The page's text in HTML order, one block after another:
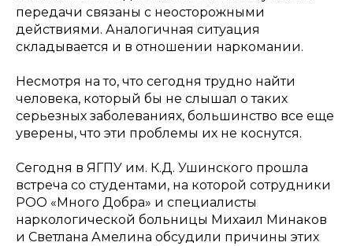
передачи связаны с неосторожными
действиями. Аналогичная ситуация
складывается и в отношении наркомании.
Несмотря на то, что сегодня трудно найти
человека, который бы не слышал о таких
серьезных заболеваниях, большинство все еще
уверены, что эти проблемы их не коснутся.
Сегодня в ЯГПУ им. К.Д. Ушинского прошла
встреча со студентами, на которой сотрудники
РОО «Много Добра» и специалисты
наркологической больницы Михаил Минаков
и Светлана Амелина обсудили причины этих